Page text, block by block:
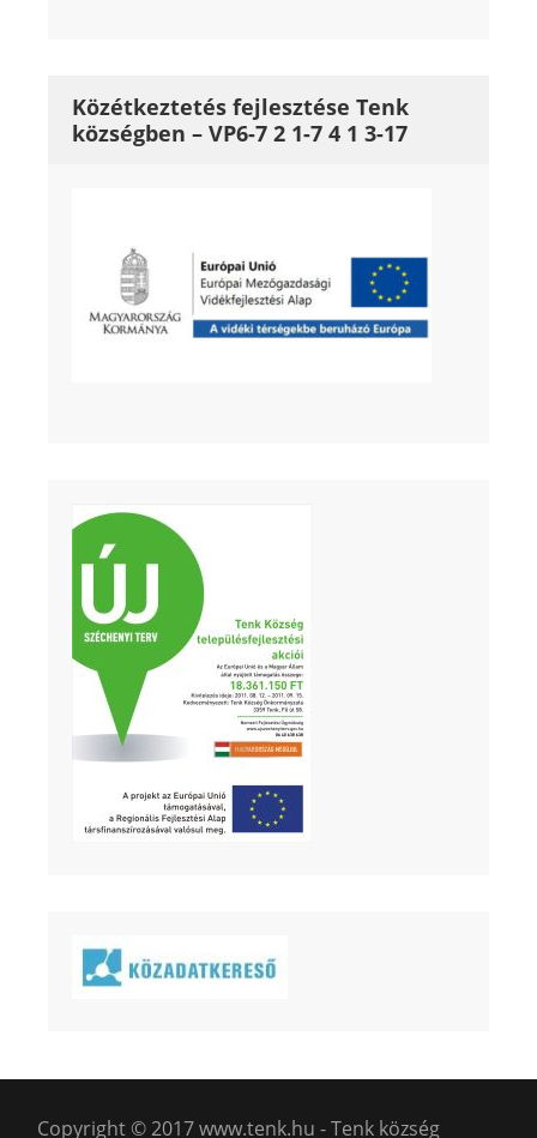
Közétkeztetés fejlesztése Tenk
községben – VP6-7 2 1-7 4 1 3-17
Copyright © 2017 www.tenk.hu - Tenk község